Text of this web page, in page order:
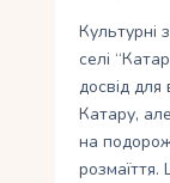
Культурні
селі
досвід для
Катару,
на